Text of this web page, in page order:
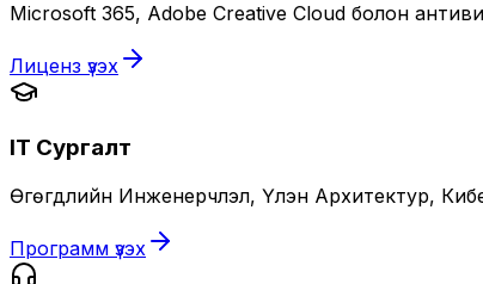
Microsoft 365, Adobe Creative Cloud болон
Лиценз үзэх
IT Сургалт
Өгөгдлийн Инженерчлэл, Үүлэн Архитектур,
Программ үзэх